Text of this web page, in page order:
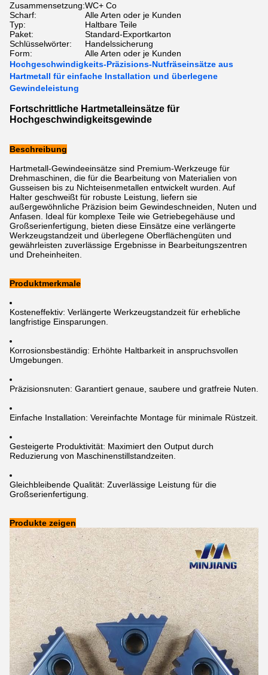
Zusammensetzung:WC+ Co
Scharf:
Alle Arten oder je Kunden
Typ:
Haltbare Teile
Paket:
Standard-Exportkarton
Schlüsselwörter:
Handelssicherung
Form:
Alle Arten oder je Kunden
Hochgeschwindigkeits-Präzisions-Nutfräseinsätze aus
Hartmetall für einfache Installation und überlegene
Gewindeleistung
Fortschrittliche Hartmetalleinsätze für
Hochgeschwindigkeitsgewinde
Beschreibung
Hartmetall-Gewindeeinsätze sind Premium-Werkzeuge für
Drehmaschinen, die für die Bearbeitung von Materialien von
Gusseisen bis zu Nichteisenmetallen entwickelt wurden. Auf
Halter geschweißt für robuste Leistung, liefern sie
außergewöhnliche Präzision beim Gewindeschneiden, Nuten und
Anfasen. Ideal für komplexe Teile wie Getriebegehäuse und
Großserienfertigung, bieten diese Einsätze eine verlängerte
Werkzeugstandzeit und überlegene Oberflächengüten und
gewährleisten zuverlässige Ergebnisse in Bearbeitungszentren
und Dreheinheiten.
Produktmerkmale
Kosteneffektiv: Verlängerte Werkzeugstandzeit für erhebliche
langfristige Einsparungen.
Korrosionsbeständig: Erhöhte Haltbarkeit in anspruchsvollen
Umgebungen.
Präzisionsnuten: Garantiert genaue, saubere und gratfreie Nuten.
Einfache Installation: Vereinfachte Montage für minimale Rüstzeit.
Gesteigerte Produktivität: Maximiert den Output durch
Reduzierung von Maschinenstillstandzeiten.
Gleichbleibende Qualität: Zuverlässige Leistung für die
Großserienfertigung.
Produkte zeigen